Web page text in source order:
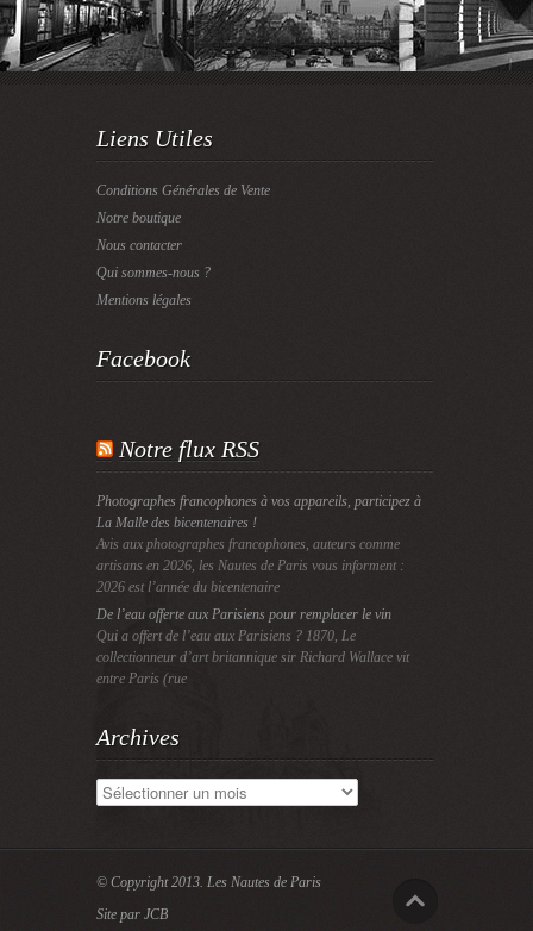
Liens Utiles
Conditions Générales de Vente
Notre boutique
Nous contacter
Qui sommes-nous ?
Mentions légales
Facebook
Notre flux RSS
Photographes francophones à vos appareils, participez à
La Malle des bicentenaires !
Avis aux photographes francophones, auteurs comme
artisans en 2026, les Nautes de Paris vous informent :
2026 est l’année du bicentenaire
De l’eau offerte aux Parisiens pour remplacer le vin
Qui a offert de l’eau aux Parisiens ? 1870, Le
collectionneur d’art britannique sir Richard Wallace vit
entre Paris (rue
Archives
Archives
© Copyright 2013. Les Nautes de Paris
Site par JCB